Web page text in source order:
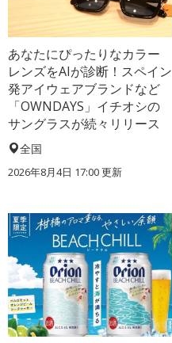
あなたにぴったりなカラー
レンズをAIが診断！スペイン
発アイウェアブランドなど
「OWNDAYS」イチオシの
サングラスが続々リリース
全国
2026年8月4日 17:00更新